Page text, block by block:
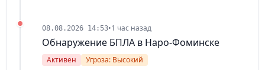
08.08.2026 14:53•1 час назад
Обнаружение БПЛА в Наро-Фоминске
Активен Угроза: Высокий